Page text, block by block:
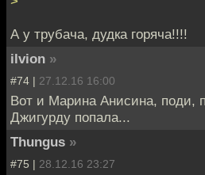
А у трубача, дудка горяча!!!!
ilvion »
#74 | 27.12.16 16:00
Вот и Марина Анисина, поди,
Джигурду попала...
Thungus »
#75 | 28.12.16 23:27